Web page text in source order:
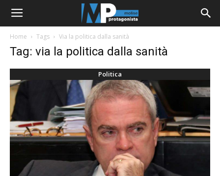
Home Tags Via la politica dalla sanità
Tag: via la politica dalla sanità
Politica